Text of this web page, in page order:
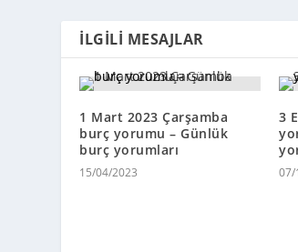
İLGILI MESAJLAR
1 Mart 2023 Çarşamba
burç yorumu – Günlük
burç yorumları
15/04/2023
3
07/